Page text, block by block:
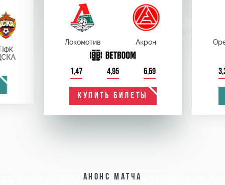
Локомотив Акрон
1,47 4,95 6,69
КУПИТЬ БИЛЕТЫ
Анонс матча